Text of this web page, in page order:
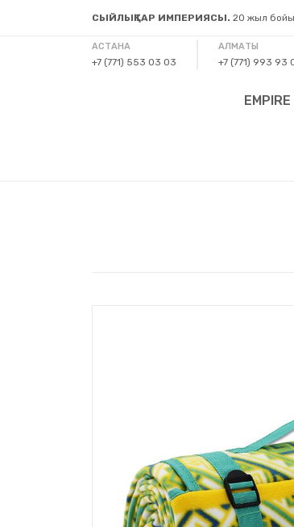
СЫЙЛЫҚТАР ИМПЕРИЯСЫ. 20 жыл бойы
АСТАНА
+7 (771) 553 03 03
АЛМАТЫ
+7 (771) 993 93